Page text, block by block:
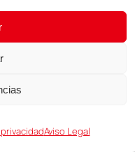
Aviso Legal